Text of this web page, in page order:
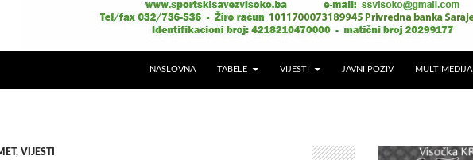
NASLOVNA TABELE VIJESTI JAVNI POZIV MULTIMEDIJA
, VIJESTI